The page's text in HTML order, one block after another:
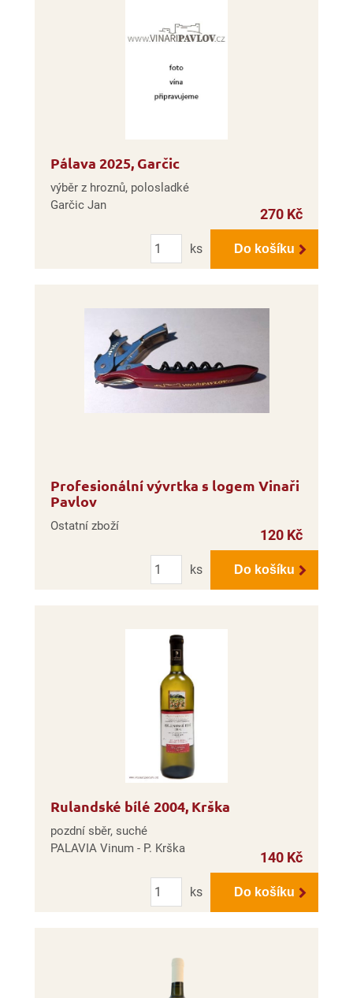
Pálava 2025, Garčic
výběr z hroznů, polosladké
Garčic Jan
270 Kč
Počet
ks
Do košíku
Profesionální vývrtka s logem Vinaři
Pavlov
Ostatní zboží
120 Kč
Počet
ks
Do košíku
Rulandské bílé 2004, Krška
pozdní sběr, suché
PALAVIA Vinum - P. Krška
140 Kč
Počet
ks
Do košíku